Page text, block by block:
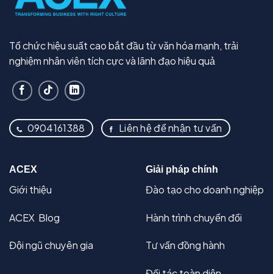
Tổ chức hiệu suất cao bắt đầu từ văn hóa mạnh, trải
nghiệm nhân viên tích cực và lãnh đạo hiệu quả
0904161388 Liên hệ để nhận tư vấn
ACEX
Giới thiệu
ACEX Blog
Đội ngũ chuyên gia
Giải pháp chính
Đào tạo cho doanh nghiệp
Hành trình chuyển đổi
Tư vấn đồng hành